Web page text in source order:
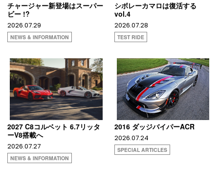
チャージャー新登場はスーパー
ビー !?
2026.07.29
NEWS & INFORMATION
シボレーカマロは復活する
vol.4
2026.07.28
TEST RIDE
2027 C8コルベット 6.7リッタ
ーV8搭載へ
2026.07.27
NEWS & INFORMATION
2016 ダッジバイパーACR
2026.07.24
SPECIAL ARTICLES